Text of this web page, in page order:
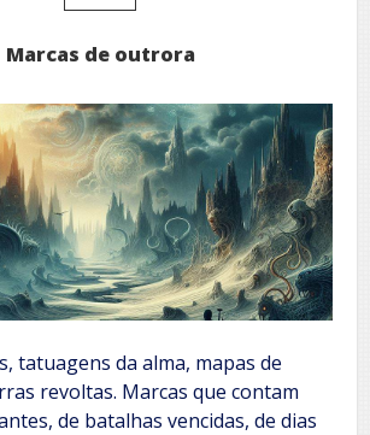
Marcas de outrora
tatuagens da alma, mapas de
revoltas. Marcas que contam
de batalhas vencidas, de dias